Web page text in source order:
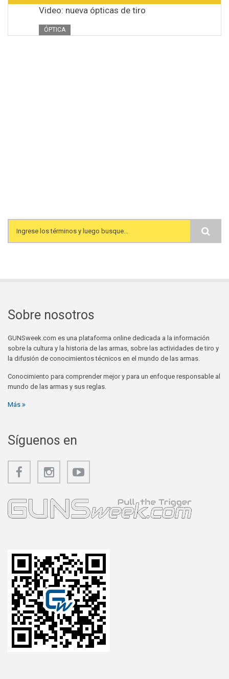
Video: nueva ópticas de tiro
ÓPTICA
Search form
Sobre nosotros
GUNSweek.com es una plataforma online dedicada a la información
sobre la cultura y la historia de las armas, sobre las actividades de tiro y
la difusión de conocimientos técnicos en el mundo de las armas.
Conocimiento para comprender mejor y para un enfoque responsable al
mundo de las armas y sus reglas.
Más
Síguenos en